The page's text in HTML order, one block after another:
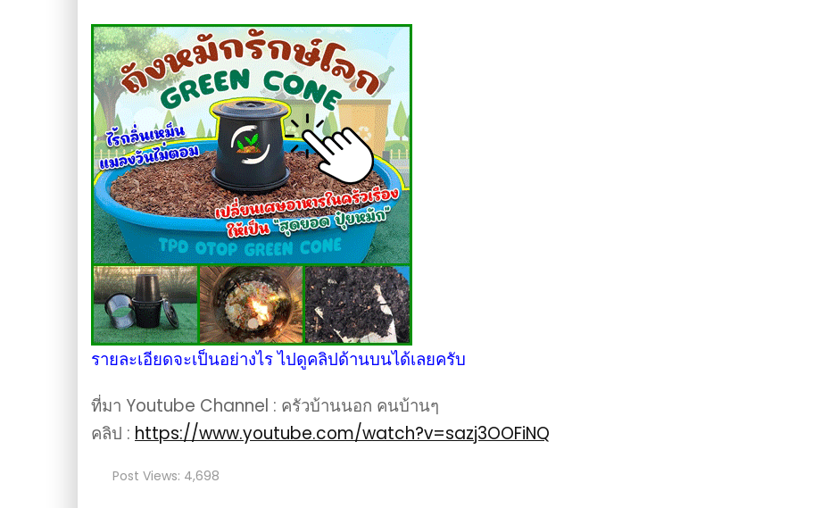
รายละเอียดจะเป็นอย่างไร ไปดูคลิปด้านบนได้เลยครับ
ที่มา Youtube Channel : ครัวบ้านนอก คนบ้านๆ
คลิป : https://www.youtube.com/watch?v=sazj3OOFiNQ
Post Views: 4,698